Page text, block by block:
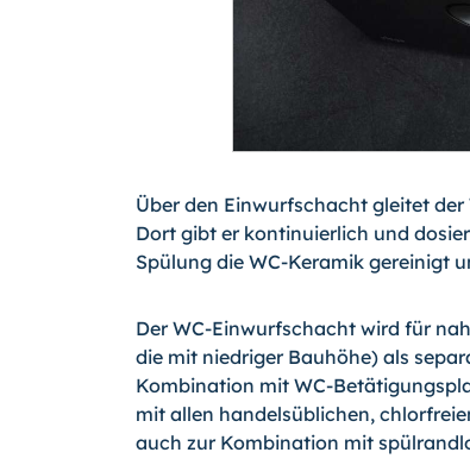
Über den Einwurfschacht gleitet
Dort gibt er kontinuierlich und
Spülung die WC-Keramik gereinigt
Der WC-Einwurfschacht wird für
die mit niedriger Bauhöhe) als
Kombination mit WC-
mit allen handelsüblichen,
auch zur Kombination mit